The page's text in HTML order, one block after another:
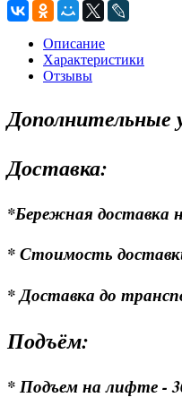
Описание
Характеристики
Отзывы
Дополнительные
Доставка:
*Бережная доставка
* Стоимость
* Доставка до
Подъём:
* Подъем на лифте -